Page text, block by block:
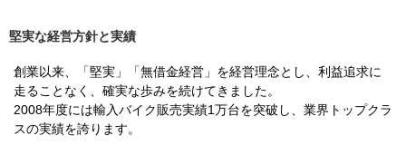
堅実な経営方針と実績
創業以来、「堅実」「無借金経営」を経営理念とし、利益追求に
走ることなく、確実な歩みを続けてきました。
2008年度には輸入バイク販売実績1万台を突破し、業界トップクラ
スの実績を誇ります。